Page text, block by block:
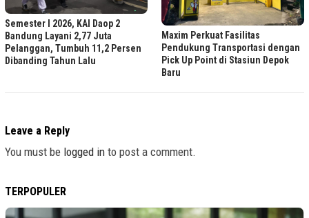
Semester I 2026, KAI Daop 2
Bandung Layani 2,77 Juta
Pelanggan, Tumbuh 11,2 Persen
Dibanding Tahun Lalu
Maxim Perkuat Fasilitas
Pendukung Transportasi dengan
Pick Up Point di Stasiun Depok
Baru
Leave a Reply
You must be logged in to post a comment.
TERPOPULER